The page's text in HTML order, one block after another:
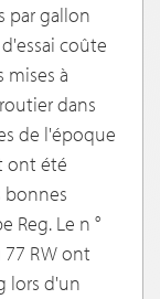
par gallon
coûte
mises à
dans
de l'époque
ont été
bonnes
Reg. Le n °
RW ont
lors d'un